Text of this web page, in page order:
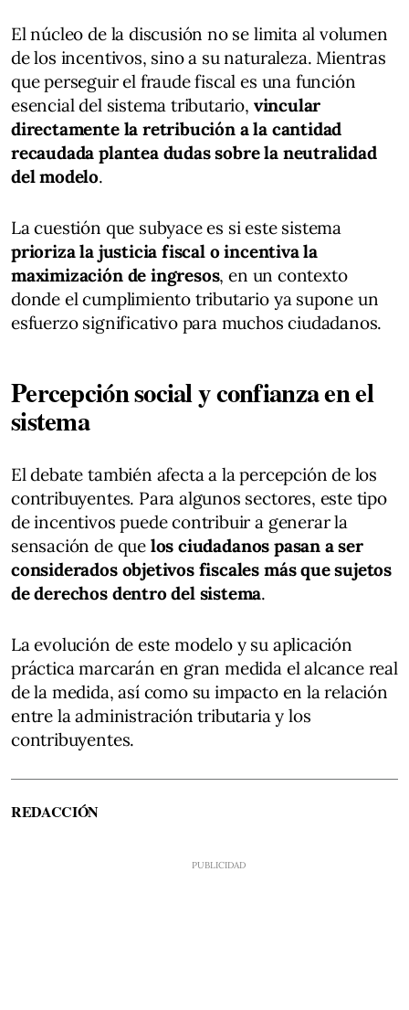
El núcleo de la discusión no se limita al volumen
de los incentivos, sino a su naturaleza. Mientras
que perseguir el fraude fiscal es una función
esencial del sistema tributario, vincular
directamente la retribución a la cantidad
recaudada plantea dudas sobre la neutralidad
del modelo.
La cuestión que subyace es si este sistema
prioriza la justicia fiscal o incentiva la
maximización de ingresos, en un contexto
donde el cumplimiento tributario ya supone un
esfuerzo significativo para muchos ciudadanos.
Percepción social y confianza en el
sistema
El debate también afecta a la percepción de los
contribuyentes. Para algunos sectores, este tipo
de incentivos puede contribuir a generar la
sensación de que los ciudadanos pasan a ser
considerados objetivos fiscales más que sujetos
de derechos dentro del sistema.
La evolución de este modelo y su aplicación
práctica marcarán en gran medida el alcance real
de la medida, así como su impacto en la relación
entre la administración tributaria y los
contribuyentes.
REDACCIÓN